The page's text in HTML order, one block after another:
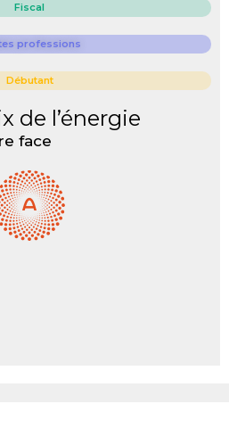
Fiscal
professions
Débutant
de l’énergie
face